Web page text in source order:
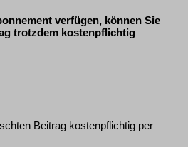
verfügen, können Sie
trotzdem kostenpflichtig
Beitrag kostenpflichtig per